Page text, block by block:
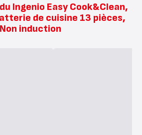
Ingenio Easy Cook&Clean,
de cuisine 13 pièces,
Non induction